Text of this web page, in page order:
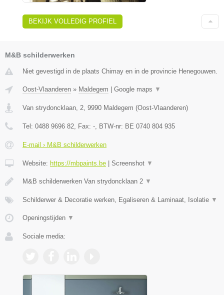
BEKIJK VOLLEDIG PROFIEL
M&B schilderwerken
Niet gevestigd in de plaats Chimay en in de provincie Henegouwen.
Oost-Vlaanderen » Maldegem Google maps ▼
Van strydoncklaan, 2, 9990 Maldegem (Oost-Vlaanderen)
Tel: 0488 9696 82, Fax: -, BTW-nr: BE 0740 804 935
E-mail › M&B schilderwerken
Website: https://mbpaints.be Screenshot ▼
M&B schilderwerken Van strydoncklaan 2 ▼
Schilderwer & Decoratie werken, Egaliseren & Laminaat, Isolatie ▼
Openingstijden ▼
Sociale media: